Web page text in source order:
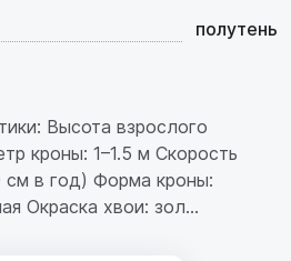
полутень
Высота взрослого
кроны: 1–1.5 м Скорость
см в год) Форма кроны:
Окраска хвои: зол...